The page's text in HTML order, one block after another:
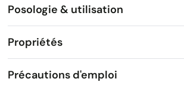
Posologie & utilisation
Propriétés
Précautions d'emploi